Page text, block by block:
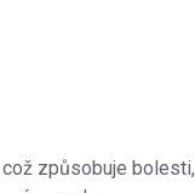
způsobuje bolesti,